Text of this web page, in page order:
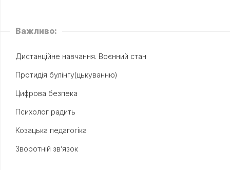
Важливо:
Дистанційне навчання. Воєнний стан
Протидія булінгу(цькуванню)
Цифрова безпека
Психолог радить
Козацька педагогіка
Зворотній зв’язок